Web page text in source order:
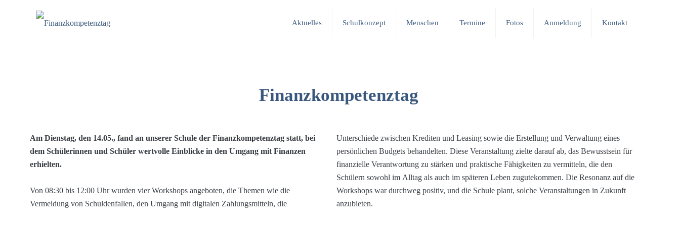
Aktuelles Schulkonzept Menschen Termine Fotos Anmeldung Kontakt
Finanzkompetenztag
Am Dienstag, den 14.05., fand an unserer Schule der Finanzkompetenztag statt, bei
dem Schülerinnen und Schüler wertvolle Einblicke in den Umgang mit Finanzen
erhielten.
Von 08:30 bis 12:00 Uhr wurden vier Workshops angeboten, die Themen wie die
Vermeidung von Schuldenfallen, den Umgang mit digitalen Zahlungsmitteln, die
Unterschiede zwischen Krediten und Leasing sowie die Erstellung und Verwaltung eines
persönlichen Budgets behandelten. Diese Veranstaltung zielte darauf ab, das Bewusstsein für
finanzielle Verantwortung zu stärken und praktische Fähigkeiten zu vermitteln, die den
Schülern sowohl im Alltag als auch im späteren Leben zugutekommen. Die Resonanz auf die
Workshops war durchweg positiv, und die Schule plant, solche Veranstaltungen in Zukunft
anzubieten.